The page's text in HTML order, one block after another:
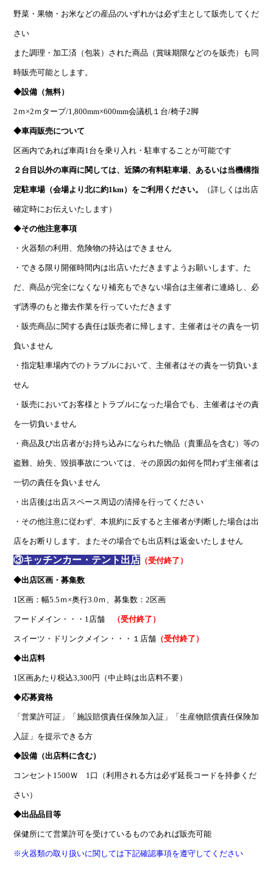
野菜・果物・お米などの産品のいずれかは必ず主として販売してくだ
さい
また調理・加工済（包装）された商品（賞味期限などのを販売）も同
時販売可能とします。
◆設備（無料）
2ｍ×2ｍタープ/1,800mm×600mm会議机１台/椅子2脚
◆車両販売について
区画内であれば車両1台を乗り入れ・駐車することが可能です
２台目以外の車両に関しては、近隣の有料駐車場、あるいは当機構指
定駐車場（会場より北に約1km）をご利用ください。 （詳しくは出店
確定時にお伝えいたします）
◆その他注意事項
・火器類の利用、危険物の持込はできません
・できる限り開催時間内は出店いただきますようお願いします。た
だ、商品が完全になくなり補充もできない場合は主催者に連絡し、必
ず誘導のもと撤去作業を行っていただきます
・販売商品に関する責任は販売者に帰します。主催者はその責を一切
負いません
・指定駐車場内でのトラブルにおいて、主催者はその責を一切負いま
せん
・販売においてお客様とトラブルになった場合でも、主催者はその責
を一切負いません
・商品及び出店者がお持ち込みになられた物品（貴重品を含む）等の
盗難、紛失、毀損事故については、その原因の如何を問わず主催者は
一切の責任を負いません
・出店後は出店スペース周辺の清掃を行ってください
・その他注意に従わず、本規約に反すると主催者が判断した場合は出
店をお断りします。またその場合でも出店料は返金いたしません
③キッチンカー・テント出店 （受付終了）
◆出店区画・募集数
1区画：幅5.5ｍ×奥行3.0ｍ、募集数：2区画
フードメイン・・・1店舗 （受付終了）
スイーツ・ドリンクメイン・・・１店舗 （受付終了）
◆出店料
1区画あたり税込3,300円（中止時は出店料不要）
◆応募資格
「営業許可証」「施設賠償責任保険加入証」「生産物賠償責任保険加
入証」を提示できる方
◆設備（出店料に含む）
コンセント1500Ｗ 1口（利用される方は必ず延長コードを持参くだ
さい）
◆出品品目等
保健所にて営業許可を受けているものであれば販売可能
※火器類の取り扱いに関しては下記確認事項を遵守してください